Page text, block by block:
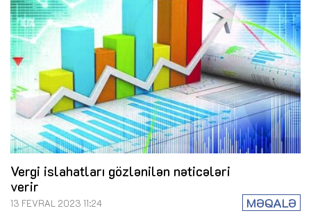
Vergi islahatları gözlənilən nəticələri
verir
MƏQALƏ
13 FEVRAL 2023 11:24